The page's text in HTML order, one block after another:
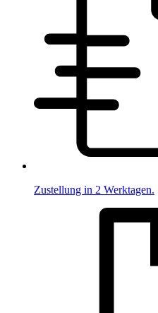
Zustellung in 2 Werktagen.